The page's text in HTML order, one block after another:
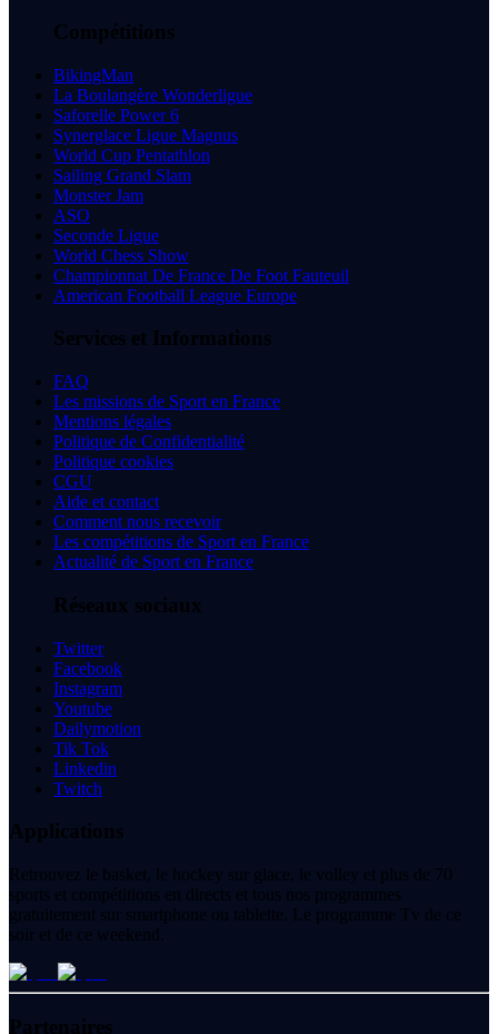
Compétitions
BikingMan
La Boulangère Wonderligue
Saforelle Power 6
Synerglace Ligue Magnus
World Cup Pentathlon
Sailing Grand Slam
Monster Jam
ASO
Seconde Ligue
World Chess Show
Championnat De France De Foot Fauteuil
American Football League Europe
Services et Informations
FAQ
Les missions de Sport en France
Mentions légales
Politique de Confidentialité
Politique cookies
CGU
Aide et contact
Comment nous recevoir
Les compétitions de Sport en France
Actualité de Sport en France
Réseaux sociaux
Twitter
Facebook
Instagram
Youtube
Dailymotion
Tik Tok
Linkedin
Twitch
Applications
Retrouvez le basket, le hockey sur glace, le volley et plus de 70
sports et compétitions en directs et tous nos programmes
gratuitement sur smartphone ou tablette. Le programme Tv de ce
soir et de ce weekend.
Partenaires